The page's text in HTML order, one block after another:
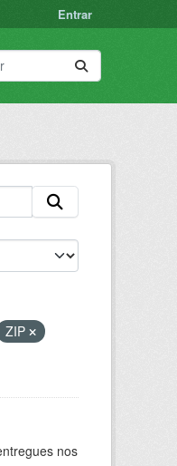
Entrar
ZIP
nos